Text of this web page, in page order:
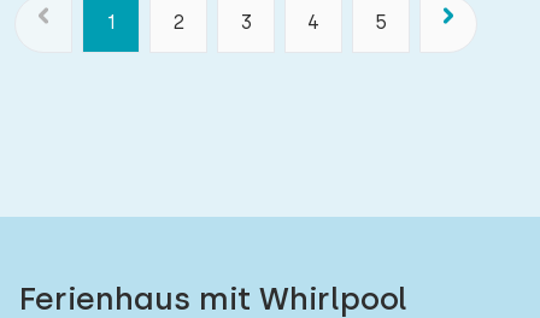
1 2 3 4 5
Ferienhaus mit Whirlpool